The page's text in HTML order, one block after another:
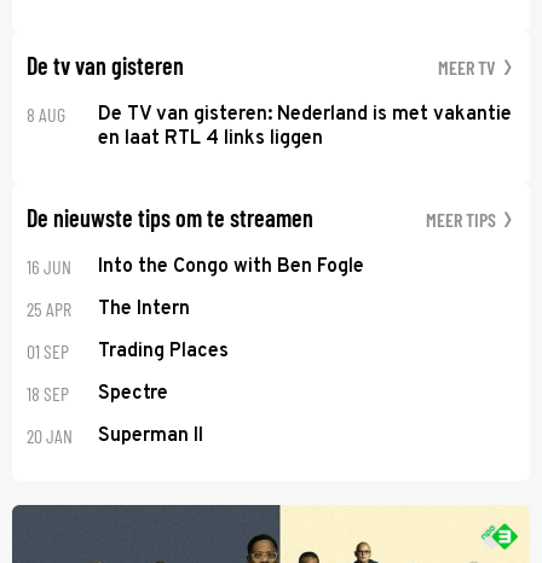
De tv van gisteren MEER TV
8 AUG
De TV van gisteren: Nederland is met vakantie
en laat RTL 4 links liggen
De nieuwste tips om te streamen MEER TIPS
16 JUN Into the Congo with Ben Fogle
25 APR The Intern
01 SEP Trading Places
18 SEP Spectre
20 JAN Superman II